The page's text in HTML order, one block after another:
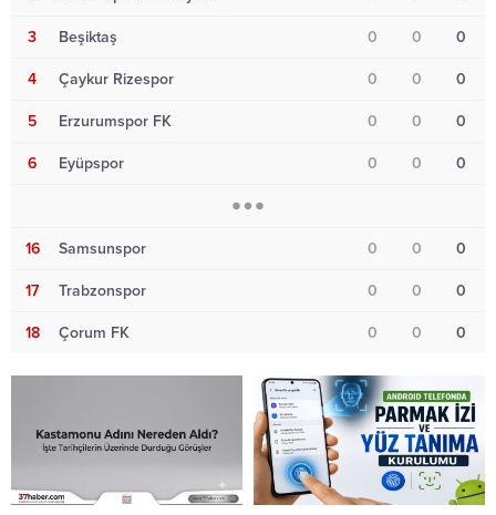
3 Beşiktaş 0 0 0
4 Çaykur Rizespor 0 0 0
5 Erzurumspor FK 0 0 0
6 Eyüpspor 0 0 0
16 Samsunspor 0 0 0
17 Trabzonspor 0 0 0
18 Çorum FK 0 0 0